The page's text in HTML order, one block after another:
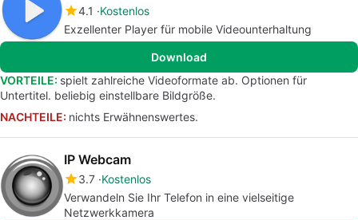
4.1
Kostenlos
Exzellenter Player für mobile Videounterhaltung
Download
VORTEILE: spielt zahlreiche Videoformate ab. Optionen für
Untertitel. beliebig einstellbare Bildgröße.
NACHTEILE: nichts Erwähnenswertes.
IP Webcam
3.7 Kostenlos
Verwandeln Sie Ihr Telefon in eine vielseitige
Netzwerkkamera